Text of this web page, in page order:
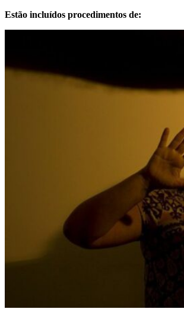
Estão incluídos procedimentos de: